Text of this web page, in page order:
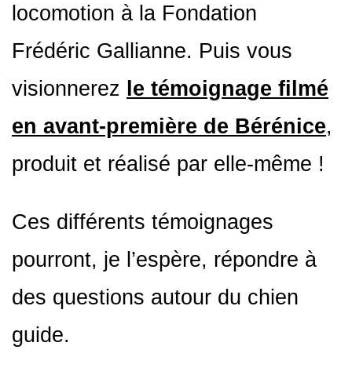
locomotion à la Fondation
Frédéric Gallianne. Puis vous
visionnerez le témoignage filmé
en avant-première de Bérénice,
produit et réalisé par elle-même !
Ces différents témoignages
pourront, je l’espère, répondre à
des questions autour du chien
guide.